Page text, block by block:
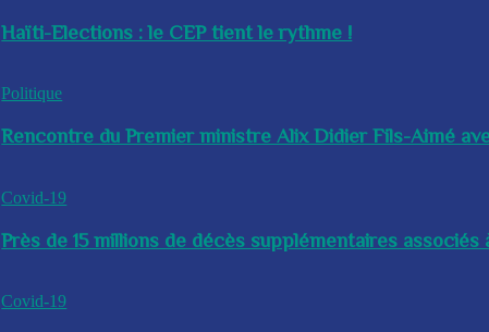
Haïti-Elections : le CEP tient le rythme !
Politique
Rencontre du Premier ministre Alix Didier Fils-Aimé
Covid-19
Près de 15 millions de décès supplémentaires associés
Covid-19